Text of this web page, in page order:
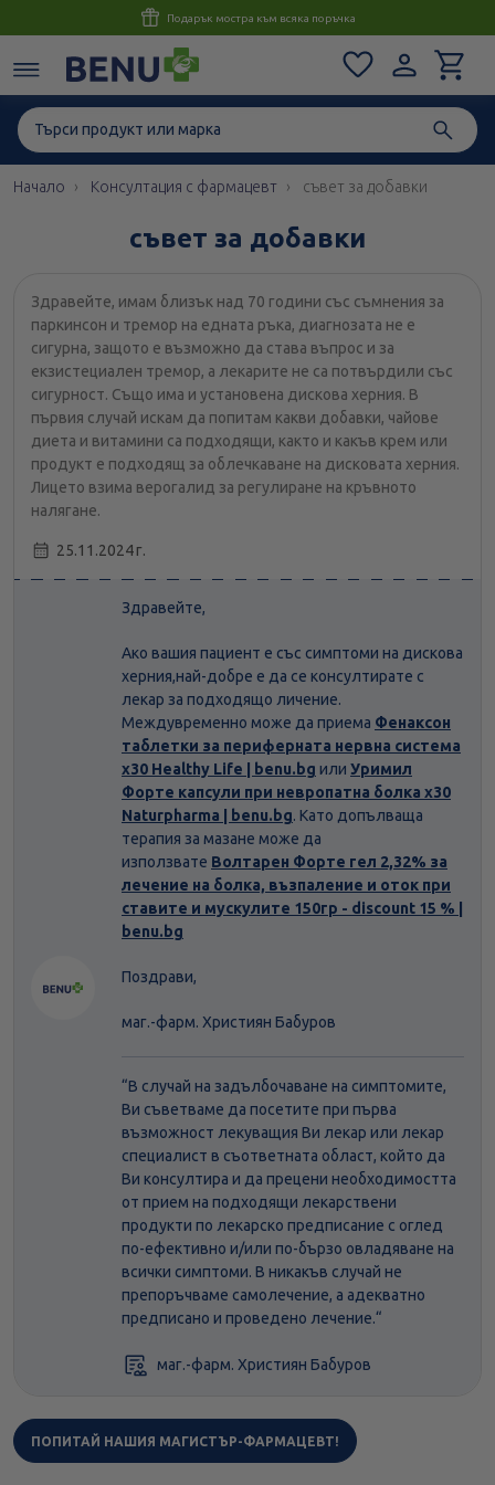
Консултация с магистър-фармацевт до 1 час
Начало Консултация с фармацевт съвет за добавки
съвет за добавки
Здравейте, имам близък над 70 години със съмнения за
паркинсон и тремор на едната ръка, диагнозата не е
сигурна, защото е възможно да става въпрос и за
екзистециален тремор, а лекарите не са потвърдили със
сигурност. Също има и установена дискова херния. В
първия случай искам да попитам какви добавки, чайове
диета и витамини са подходящи, както и какъв крем или
продукт е подходящ за облечкаване на дисковата херния.
Лицето взима верогалид за регулиране на кръвното
налягане.
25.11.2024 г.
Здравейте,
Ако вашия пациент е със симптоми на дискова
херния,най-добре е да се консултирате с
лекар за подходящо личение.
Междувременно може да приема Фенаксон
таблетки за периферната нервна система
х30 Healthy Life | benu.bg или Уримил
Форте капсули при невропатна болка х30
Naturpharma | benu.bg. Като допълваща
терапия за мазане може да
използвате Волтарен Форте гел 2,32% за
лечение на болка, възпаление и оток при
ставите и мускулите 150гр - discount 15 % |
benu.bg
Поздрави,
маг.-фарм. Християн Бабуров
“В случай на задълбочаване на симптомите,
Ви съветваме да посетите при първа
възможност лекуващия Ви лекар или лекар
специалист в съответната област, който да
Ви консултира и да прецени необходимостта
от прием на подходящи лекарствени
продукти по лекарско предписание с оглед
по-ефективно и/или по-бързо овладяване на
всички симптоми. В никакъв случай не
препоръчваме самолечение, а адекватно
предписано и проведено лечение.“
маг.-фарм. Християн Бабуров
ПОПИТАЙ НАШИЯ МАГИСТЪР-ФАРМАЦЕВТ!